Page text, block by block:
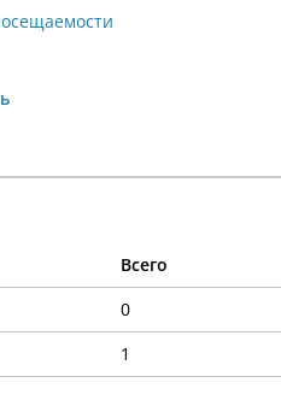
Всего
0
1